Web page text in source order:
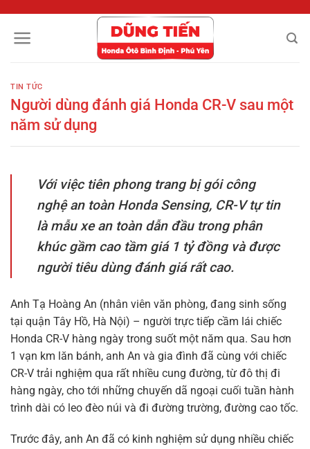
nội
TIN TỨC
Người dùng đánh giá Honda CR-V sau một
năm sử dụng
Với việc tiên phong trang bị gói công
nghệ an toàn Honda Sensing, CR-V tự tin
là mẫu xe an toàn dẫn đầu trong phân
khúc gầm cao tầm giá 1 tỷ đồng và được
người tiêu dùng đánh giá rất cao.
Anh Tạ Hoàng An (nhân viên văn phòng, đang sinh sống
tại quận Tây Hồ, Hà Nội) – người trực tiếp cầm lái chiếc
Honda CR-V hàng ngày trong suốt một năm qua. Sau hơn
1 vạn km lăn bánh, anh An và gia đình đã cùng với chiếc
CR-V trải nghiệm qua rất nhiều cung đường, từ đô thị đi
hàng ngày, cho tới những chuyến dã ngoại cuối tuần hành
trình dài có leo đèo núi và đi đường trường, đường cao tốc.
Trước đây, anh An đã có kinh nghiệm sử dụng nhiều chiếc